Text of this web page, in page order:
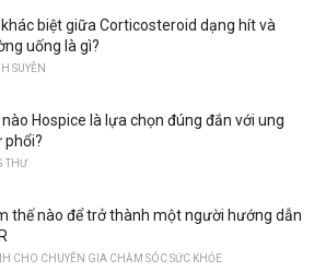
biệt giữa Corticosteroid dạng hít và
uống là gì?
SUYỄN
nào Hospice là lựa chọn đúng đắn với ung
phổi?
THƯ
thế nào để trở thành một người hướng dẫn
CHO CHUYÊN GIA CHĂM SÓC SỨC KHỎE